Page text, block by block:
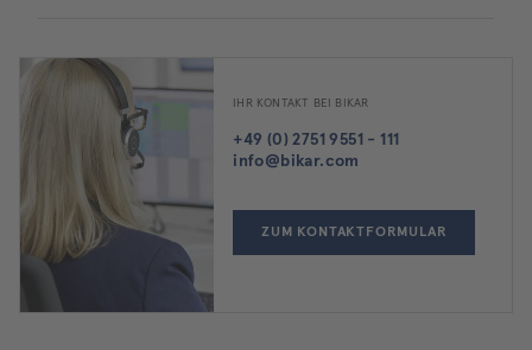
IHR KONTAKT BEI BIKAR
+49 (0) 2751 9551 - 111
info@bikar.com
ZUM KONTAKTFORMULAR